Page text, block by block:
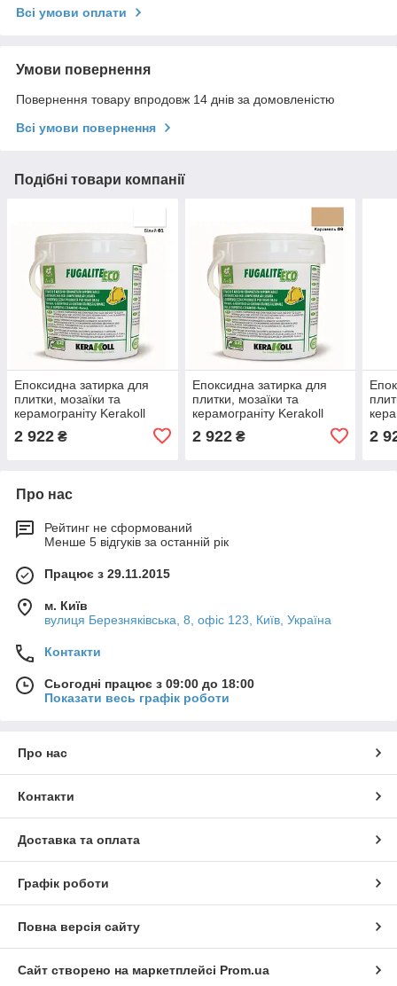
Всі умови оплати
Умови повернення
Повернення товару впродовж 14 днів за домовленістю
Всі умови повернення
Подібні товари компанії
Епоксидна затирка для
плитки, мозаїки та
керамограніту Kerakoll
відро 3 кг
2 922 ₴
Епоксидна затирка для
плитки, мозаїки та
керамограніту Kerakoll
Fugalite Eco 09 (карамель)
відро 3 кг
2 922₴ 2
Про нас
Рейтинг не сформований
Менше 5 відгуків за останній рік
Працює з 29.11.2015
м. Київ
вулиця Березняківська, 8, офіс 123, Київ, Україна
Контакти
Сьогодні працює з 09:00 до 18:00
Показати весь графік роботи
Про нас
Контакти
Доставка та оплата
Графік роботи
Повна версія сайту
Сайт створено на маркетплейсі Prom.ua